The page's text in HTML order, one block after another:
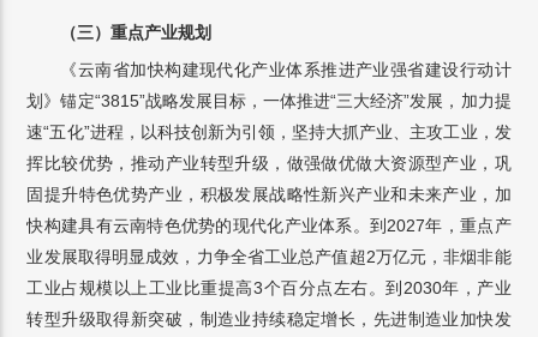
（三）重点产业规划
《云南省加快构建现代化产业体系推进产业强省建设行动计
划》锚定“3815”战略发展目标，一体推进“三大经济”发展，加力提
速“五化”进程，以科技创新为引领，坚持大抓产业、主攻工业，发
挥比较优势，推动产业转型升级，做强做优做大资源型产业，巩
固提升特色优势产业，积极发展战略性新兴产业和未来产业，加
快构建具有云南特色优势的现代化产业体系。到2027年，重点产
业发展取得明显成效，力争全省工业总产值超2万亿元，非烟非能
工业占规模以上工业比重提高3个百分点左右。到2030年，产业
转型升级取得新突破，制造业持续稳定增长，先进制造业加快发